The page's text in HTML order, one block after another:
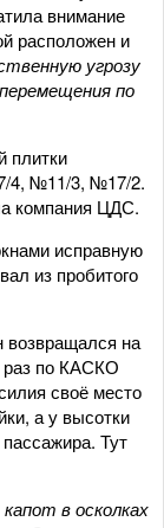
внимание
расположен и
угрозу
по
плитки
4, №11/3, №17/2.
компания ЦДС.
исправную
из пробитого
возвращался на
раз по КАСКО
своё место
а у высотки
Тут
в осколках